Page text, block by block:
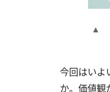
今回はいよ
か。価値観